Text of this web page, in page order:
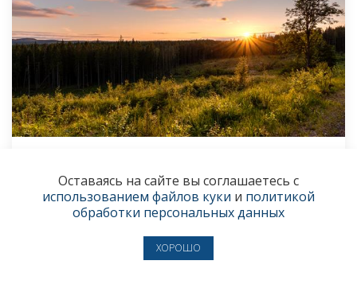
Афиша на неделю 3–9 августа
Оставаясь на сайте вы соглашаетесь с
использованием файлов куки и политикой
обработки персональных данных
ХОРОШО